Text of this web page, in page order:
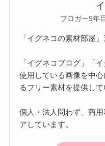
ブロガー9年
「イグネコの素材部屋」
「イグネコブログ」「
使用している画像を中
るフリー素材を提供して
個人・法人問わず、商
アしています。